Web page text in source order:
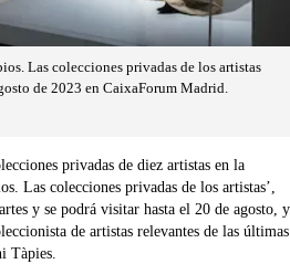
Las colecciones privadas de los artistas
de 2023 en CaixaForum Madrid.
privadas de diez artistas en la
Las colecciones privadas de los artistas’,
y se podrá visitar hasta el 20 de agosto, y
de artistas relevantes de las últimas
Tàpies.